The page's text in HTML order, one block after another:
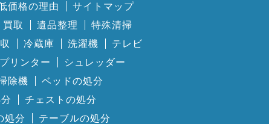
価格の理由
サイトマップ
買取 遺品整理
特殊清掃
冷蔵庫 洗濯機
テレビ
プリンター
シュレッダー
除機
ベッドの処分
チェストの処分
処分
テーブルの処分